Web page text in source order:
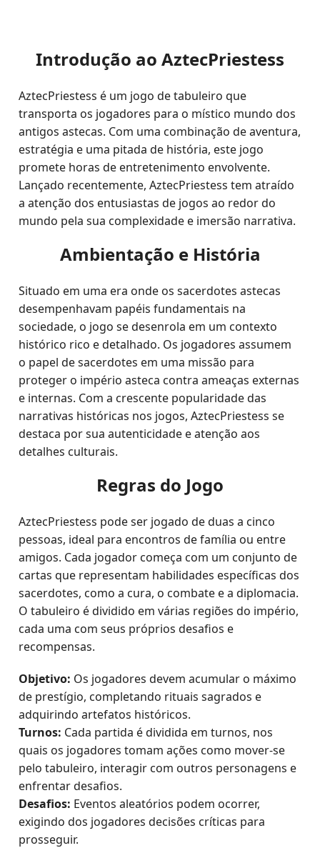
Introdução ao AztecPriestess
AztecPriestess é um jogo de tabuleiro que
transporta os jogadores para o místico mundo dos
antigos astecas. Com uma combinação de aventura,
estratégia e uma pitada de história, este jogo
promete horas de entretenimento envolvente.
Lançado recentemente, AztecPriestess tem atraído
a atenção dos entusiastas de jogos ao redor do
mundo pela sua complexidade e imersão narrativa.
Ambientação e História
Situado em uma era onde os sacerdotes astecas
desempenhavam papéis fundamentais na
sociedade, o jogo se desenrola em um contexto
histórico rico e detalhado. Os jogadores assumem
o papel de sacerdotes em uma missão para
proteger o império asteca contra ameaças externas
e internas. Com a crescente popularidade das
narrativas históricas nos jogos, AztecPriestess se
destaca por sua autenticidade e atenção aos
detalhes culturais.
Regras do Jogo
AztecPriestess pode ser jogado de duas a cinco
pessoas, ideal para encontros de família ou entre
amigos. Cada jogador começa com um conjunto de
cartas que representam habilidades específicas dos
sacerdotes, como a cura, o combate e a diplomacia.
O tabuleiro é dividido em várias regiões do império,
cada uma com seus próprios desafios e
recompensas.
Objetivo: Os jogadores devem acumular o máximo
de prestígio, completando rituais sagrados e
adquirindo artefatos históricos.
Turnos: Cada partida é dividida em turnos, nos
quais os jogadores tomam ações como mover-se
pelo tabuleiro, interagir com outros personagens e
enfrentar desafios.
Desafios: Eventos aleatórios podem ocorrer,
exigindo dos jogadores decisões críticas para
prosseguir.